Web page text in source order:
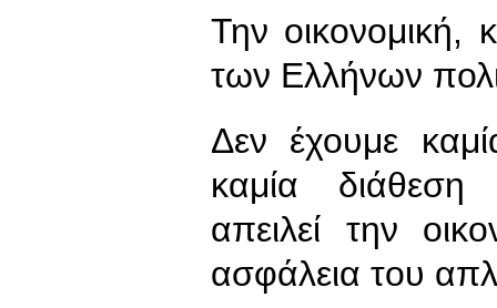
Την οικονομική,
των Ελλήνων
Δεν έχουμε
καμία διάθεση
απειλεί την
ασφάλεια του